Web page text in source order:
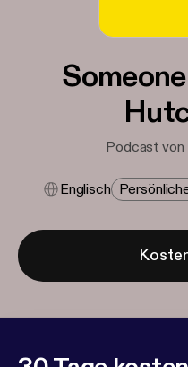
Podcast von
Englisch